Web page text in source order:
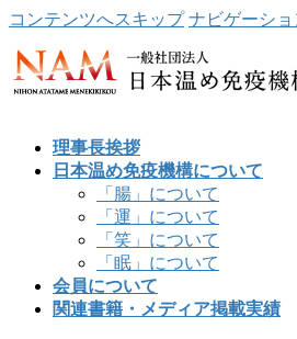
コンテンツへスキップ ナビゲーシ
理事長挨拶
日本温め免疫機構について
「腸」について
「運」について
「笑」について
「眠」について
会員について
関連書籍・メディア掲載実績